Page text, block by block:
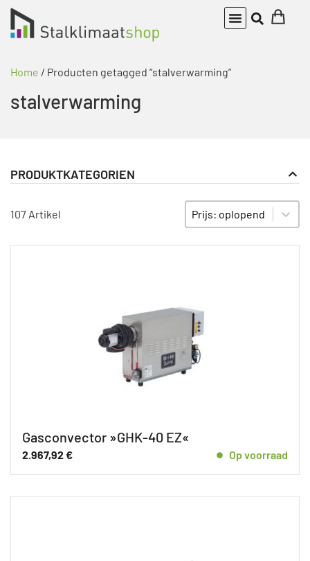
Home / Producten getagged “stalverwarming”
stalverwarming
PRODUKTKATEGORIEN
107 Artikel
SORTIEREN
Sort content
Gasconvector »GHK-40 EZ«
2.967,92€ Op voorraad